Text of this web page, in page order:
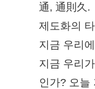
通, 通則久.
제도화의
지금 우리
지금 우리
인가? 오늘